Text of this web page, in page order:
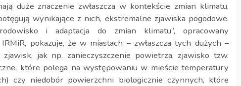
duże znaczenie zwłaszcza w kontekście zmian klimatu,
wynikające z nich, ekstremalne zjawiska pogodowe.
i adaptacja do zmian klimatu”, opracowany
pokazuje, że w miastach – zwłaszcza tych dużych –
jak np. zanieczyszczenie powietrza, zjawisko tzw.
które polega na występowaniu w mieście temperatury
czy niedobór powierzchni biologicznie czynnych, które